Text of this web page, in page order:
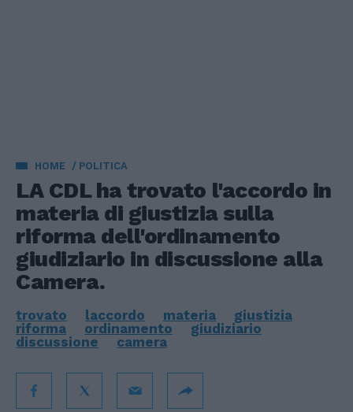
HOME POLITICA
LA CDL ha trovato l'accordo in
materia di giustizia sulla
riforma dell'ordinamento
giudiziario in discussione alla
Camera.
trovato laccordo materia
giustizia
riforma
ordinamento
giudiziario
discussione
camera